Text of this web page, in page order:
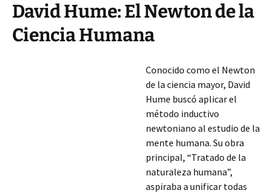
David Hume: El Newton de la
Ciencia Humana
Conocido como el Newton
de la ciencia mayor, David
Hume buscó aplicar el
método inductivo
newtoniano al estudio de la
mente humana. Su obra
principal, “Tratado de la
naturaleza humana”,
aspiraba a unificar todas